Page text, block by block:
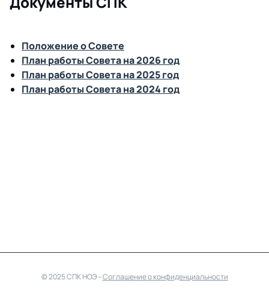
Положение о Совете
План работы Совета на 2026 год
План работы Совета на 2025 год
План работы Совета на 2024 год
© 2025 СПК НОЭ –Cоглашение о конфиденциальности